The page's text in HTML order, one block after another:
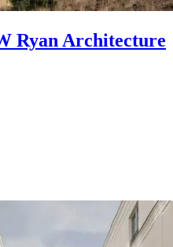
Ryan Architecture